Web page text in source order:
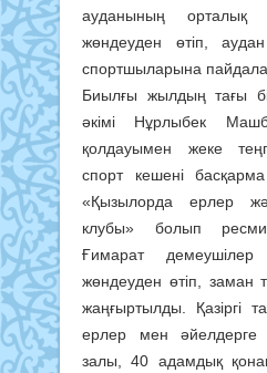
ауданының орталық
жөндеуден өтіп,
спортшыларына
Биылғы жылдың тағы
әкімі Нұрлыбек
қолдауымен жеке
спорт кешені басқарма
«Қызылорда ерлер
клубы» болып
Ғимарат демеушілер
жөндеуден өтіп, заман
жаңғыртылды. Қазіргі
ерлер мен әйелдерге
залы, 40 адамдық